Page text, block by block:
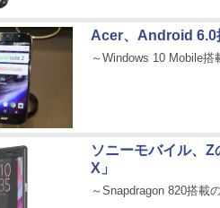
Acer、Android 6.0
～Windows 10 Mobile
ソニーモバイル、
X」
～Snapdragon 820搭載